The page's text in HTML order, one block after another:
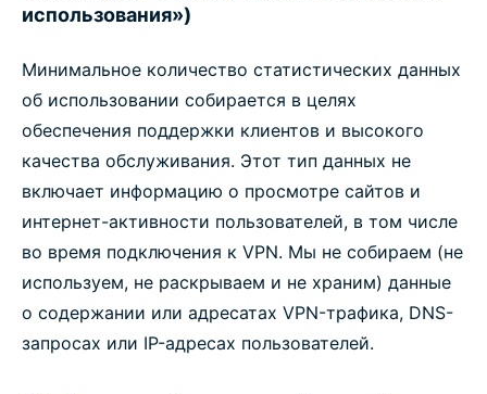
использования»)
Минимальное количество статистических данных
об использовании собирается в целях
обеспечения поддержки клиентов и высокого
качества обслуживания. Этот тип данных не
включает информацию о просмотре сайтов и
интернет-активности пользователей, в том числе
во время подключения к VPN. Мы не собираем (не
используем, не раскрываем и не храним) данные
о содержании или адресатах VPN-трафика, DNS-
запросах или IP-адресах пользователей.